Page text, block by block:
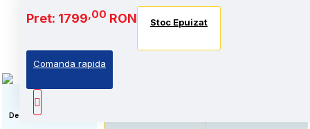
Pret: 1799,00 RON Stoc Epuizat
Comanda rapida
Baterie si Autonomie
Descriere
Stoc Epuizat
Autonomie extinsa, prin
Stoc Epuizat